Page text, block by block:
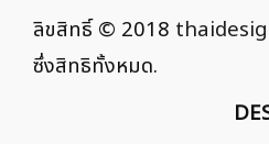
ลิขสิทธิ์ © 2018
ซึ่งสิทธิทั้งหมด.